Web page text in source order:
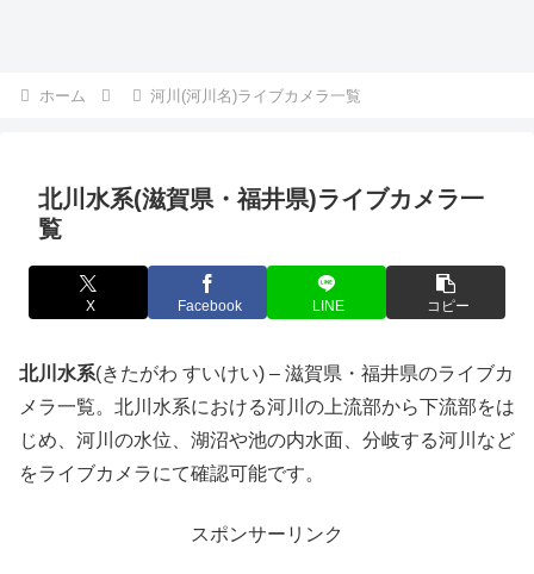
ホーム 河川(河川名)ライブカメラ一覧
北川水系(滋賀県・福井県)ライブカメラ一
覧
X Facebook LINE コピー
北川水系(きたがわ すいけい) – 滋賀県・福井県のライブカ
メラ一覧。北川水系における河川の上流部から下流部をは
じめ、河川の水位、湖沼や池の内水面、分岐する河川など
をライブカメラにて確認可能です。
スポンサーリンク